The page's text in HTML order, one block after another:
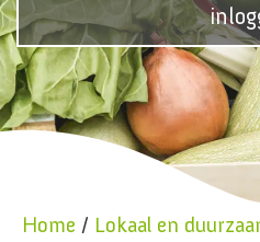
Home / Lokaal en